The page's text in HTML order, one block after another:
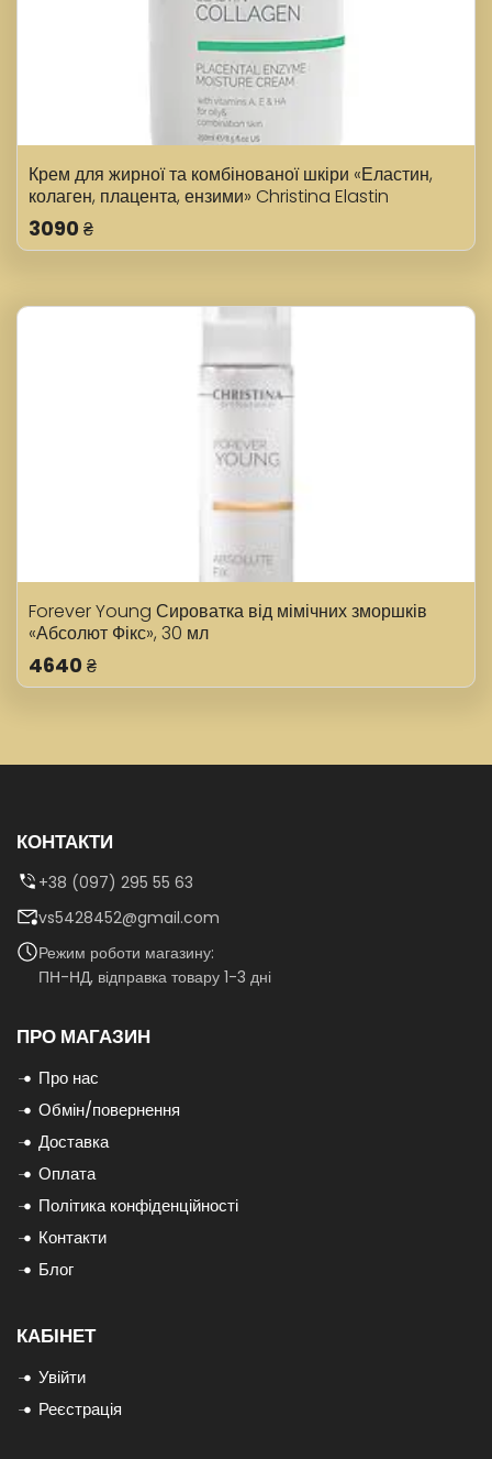
Крем для жирної та комбінованої шкіри «Еластин,
колаген, плацента, ензими» Christina Elastin
Collagen Placental Enzyme Moisture Cream 250 мл
3090 ₴
Forever Young Сироватка від мімічних зморшків
«Абсолют Фікс», 30 мл
4640 ₴
КОНТАКТИ
+38 (097) 295 55 63
vs5428452@gmail.com
Режим роботи магазину:
ПН-НД, відправка товару 1-3 дні
ПРО МАГАЗИН
Про нас
Обмін/повернення
Доставка
Оплата
Політика конфіденційності
Контакти
Блог
КАБІНЕТ
Увійти
Реєстрація